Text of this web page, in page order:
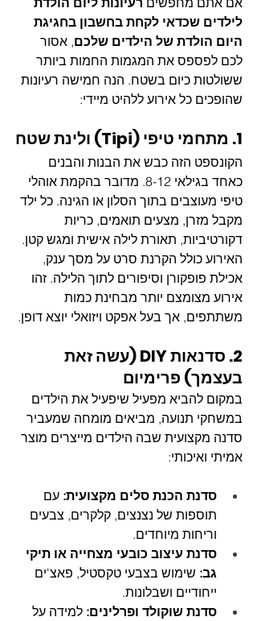
לילדים שכדאי לקחת בחשבון בחגיגת
היום הולדת של הילדים שלכם, אסור
לכם לפספס את המגמות החמות ביותר
ששולטות כיום בשטח. הנה חמישה רעיונות
שהופכים כל אירוע ללהיט מיידי:
1. מתחמי טיפי (Tipi) ולינת שטח
הקונספט הזה כבש את הבנות והבנים
כאחד בגילאי 8-12. מדובר בהקמת אוהלי
טיפי מעוצבים בתוך הסלון או הגינה. כל ילד
מקבל מזרן, מצעים תואמים, כריות
דקורטיביות, תאורת לילה אישית ומגש קטן.
האירוע כולל הקרנת סרט על מסך ענק,
אכילת פופקורן וסיפורים לתוך הלילה. זהו
אירוע מצומצם יותר מבחינת כמות
משתתפים, אך בעל אפקט ויזואלי יוצא דופן.
2. סדנאות DIY (עשה זאת
בעצמך) פרימיום
במקום להביא מפעיל שיפעיל את הילדים
במשחקי תנועה, מביאים מומחה שמעביר
סדנה מקצועית שבה הילדים מייצרים מוצר
אמיתי ואיכותי:
סדנת הכנת סלים מקצועית: עם
תוספות של נצנצים, קלקרים, צבעים
וריחות מיוחדים.
סדנת עיצוב כובעי מצחייה או תיקי
גב: שימוש בצבעי טקסטיל, פאצ'ים
ייחודיים ושבלונות.
סדנת שוקולד ופרלינים: למידה על